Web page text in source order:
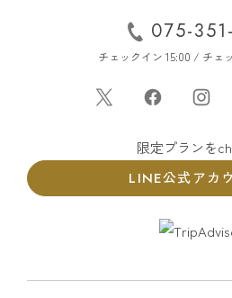
075-
チェックイン 15:00 / チェ
限定プランを
LINE公式アカ